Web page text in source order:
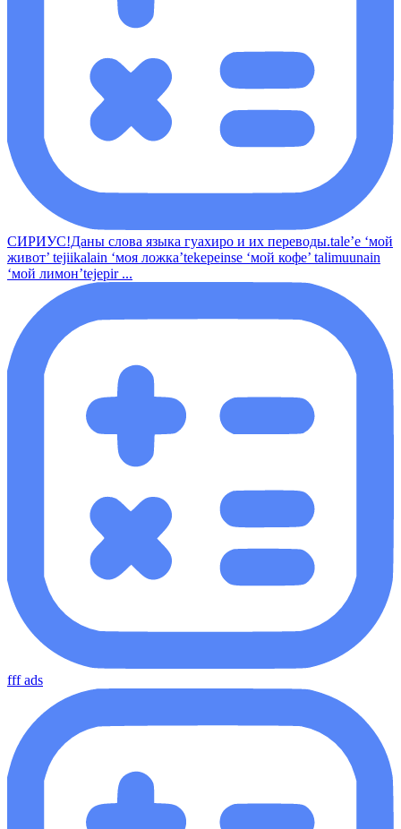
СИРИУС!Даны слова языка гуахиро и их переводы.tale’e ‘мой
живот’ tejiikalain ‘моя ложка’tekepeinse ‘мой кофе’ talimuunain
‘мой лимон’tejepir ...
fff ads